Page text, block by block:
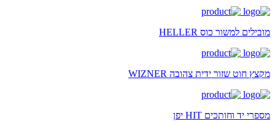
מובילים למשור כוס HELLER
מקצץ חוט שזור ידית צהובה WIZNER
מספרי יד וחותכים HIT יפן